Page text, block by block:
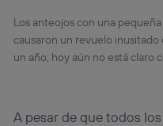
Los anteojos con una
causaron un revuelo inusitado
un año; hoy aún no está claro
A pesar de que todos